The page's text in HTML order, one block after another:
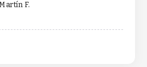
F.